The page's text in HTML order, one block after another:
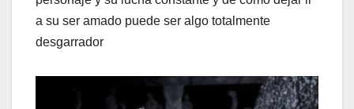
a su ser amado puede ser algo totalmente
desgarrador